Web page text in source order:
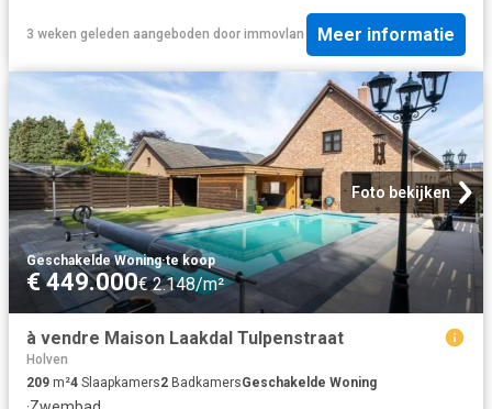
3 weken geleden aangeboden door immovlan Meer informatie
Foto bekijken
Geschakelde Woning·te koop
€ 449.000€ 2.148/m²
à vendre Maison Laakdal Tulpenstraat
Holven
209 m²4 Slaapkamers2 BadkamersGeschakelde Woning